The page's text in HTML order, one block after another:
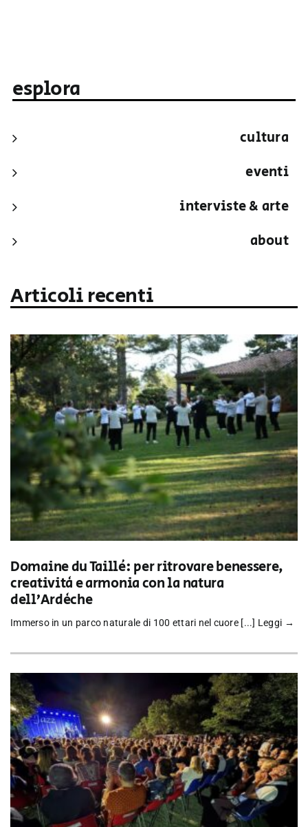
esplora
cultura
eventi
interviste & arte
about
Articoli recenti
Domaine du Taillé: per ritrovare benessere,
creatività e armonia con la natura
dell’Ardèche
Immerso in un parco naturale di 100 ettari nel cuore [...] Leggi →